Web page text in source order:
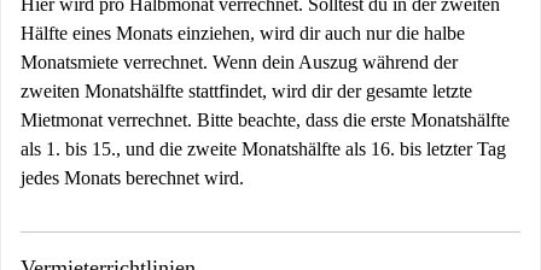
Hier wird pro Halbmonat verrechnet. Solltest du in der zweiten
Hälfte eines Monats einziehen, wird dir auch nur die halbe
Monatsmiete verrechnet. Wenn dein Auszug während der
zweiten Monatshälfte stattfindet, wird dir der gesamte letzte
Mietmonat verrechnet. Bitte beachte, dass die erste Monatshälfte
als 1. bis 15., und die zweite Monatshälfte als 16. bis letzter Tag
jedes Monats berechnet wird.